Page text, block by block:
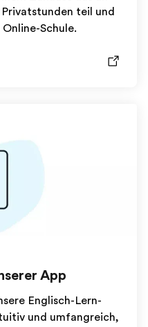
teil und
Schule.
App
Englisch-Lern-
und umfangreich,